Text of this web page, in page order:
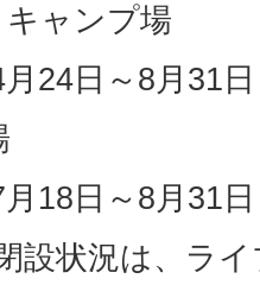
ャンプ場
日～8月31日
日～8月31日
設状況は、ラ